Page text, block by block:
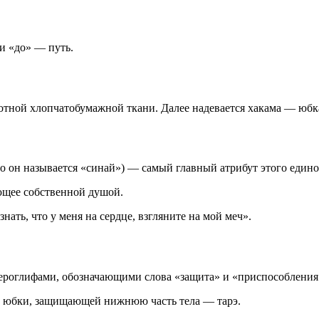
«до» — путь.
хлопчатобумажной ткани. Далее надевается хакама —
называется «синай») — самый главный атрибут этого
собственной душой.
что у меня на сердце, взгляните на мой меч».
обозначающими слова «защита» и
защищающей нижнюю часть тела — тарэ.